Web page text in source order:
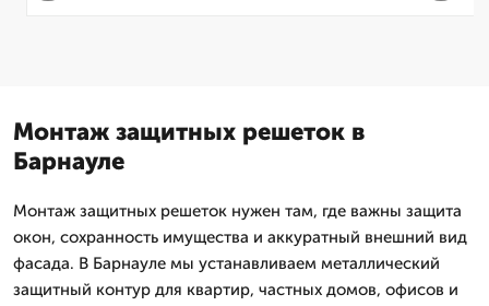
Монтаж защитных решеток в
Барнауле
Монтаж защитных решеток нужен там, где важны защита
окон, сохранность имущества и аккуратный внешний вид
фасада. В Барнауле мы устанавливаем металлический
защитный контур для квартир, частных домов, офисов и